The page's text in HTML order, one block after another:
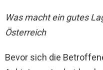
Was macht ein gutes
Österreich
Bevor sich die